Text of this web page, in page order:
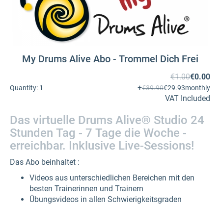
My Drums Alive Abo - Trommel Dich Frei
Quantity: 1
€1.00€0.00
+€39.90€29.93monthly
VAT Included
Das virtuelle Drums Alive® Studio 24
Stunden Tag - 7 Tage die Woche -
erreichbar. Inklusive Live-Sessions!
Das Abo beinhaltet :
Videos aus unterschiedlichen Bereichen mit den
besten Trainerinnen und Trainern
Übungsvideos in allen Schwierigkeitsgraden